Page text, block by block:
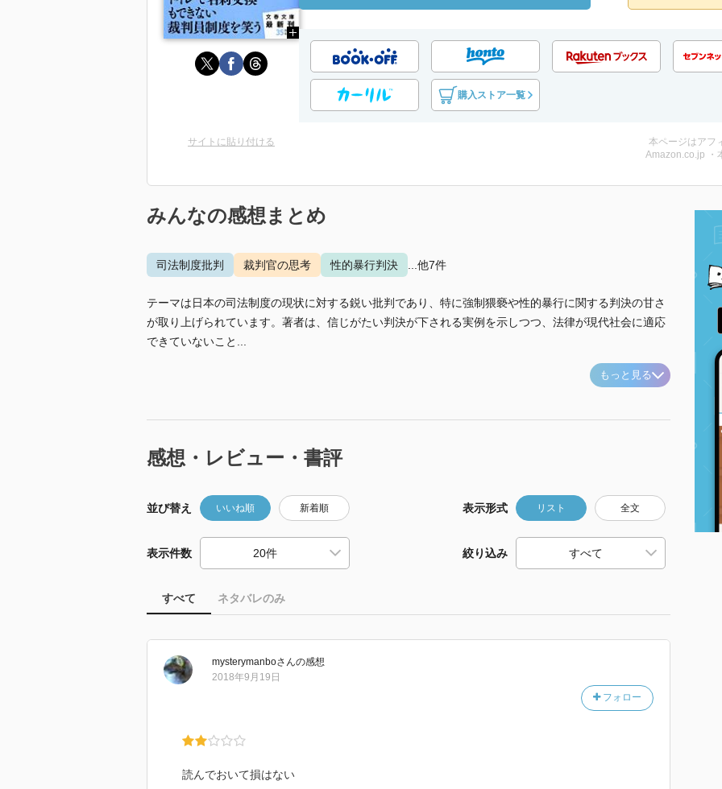
購入ストア一覧
サイトに貼り付ける
本ページはアフ
Amazon.co.jp ・
みんなの感想まとめ
司法制度批判 裁判官の思考 性的暴行判決 ...他7件
テーマは日本の司法制度の現状に対する鋭い批判であり、特に強制猥褻や性的暴行に関する判決の甘さ
が取り上げられています。著者は、信じがたい判決が下される実例を示しつつ、法律が現代社会に適応
できていないこと...
もっと見る
感想・レビュー・書評
並び替え いいね順 新着順 表示形式 リスト 全文
表示件数 絞り込み
すべて ネタバレのみ
mysterymanboさんの感想
フォロー
2018年9月19日
読んでおいて損はない